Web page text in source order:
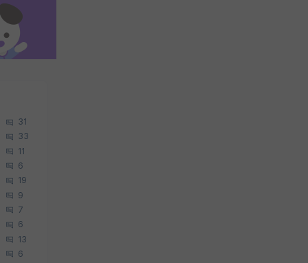
31
33
11
6
19
9
7
6
13
6